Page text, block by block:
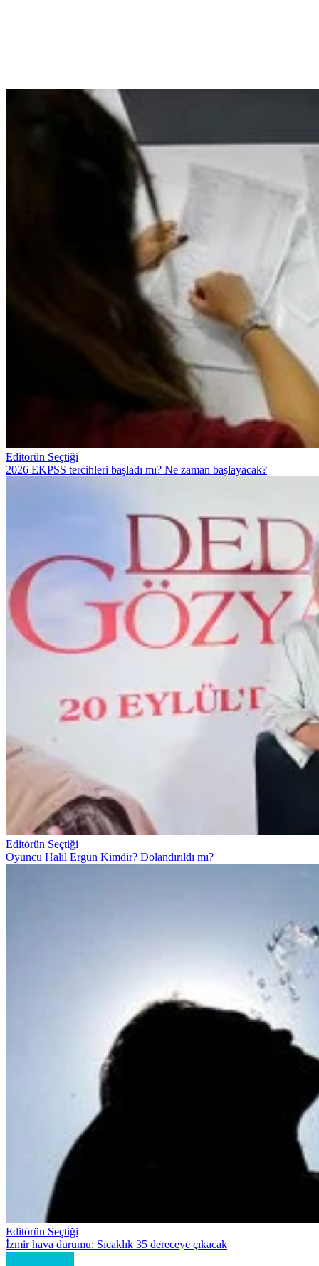
Editörün Seçtiği
2026 EKPSS tercihleri başladı mı? Ne zaman başlayacak?
Editörün Seçtiği
Oyuncu Halil Ergün Kimdir? Dolandırıldı mı?
Editörün Seçtiği
İzmir hava durumu: Sıcaklık 35 dereceye çıkacak